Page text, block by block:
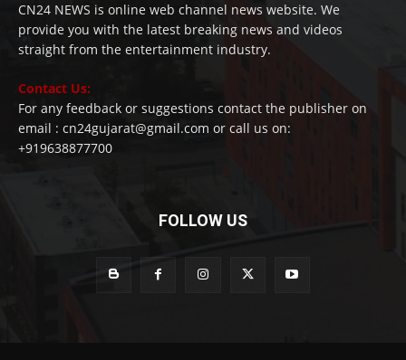
CN24 NEWS is online web channel news website. We
provide you with the latest breaking news and videos
straight from the entertainment industry.
Contact Us:
For any feedback or suggestions contact the publisher on
email : cn24gujarat@gmail.com or call us on:
+919638877700
FOLLOW US